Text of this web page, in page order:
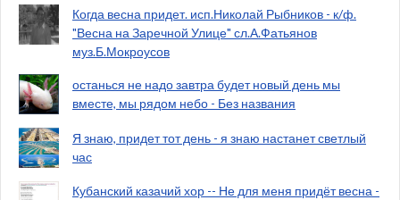
Когда весна придет. исп.Николай Рыбников - к/ф.
"Весна на Заречной Улице" сл.А.Фатьянов
муз.Б.Мокроусов
останься не надо завтра будет новый день мы
вместе, мы рядом небо - Без названия
Я знаю, придет тот день - я знаю настанет светлый
час
Кубанский казачий хор -- Не для меня придёт весна -